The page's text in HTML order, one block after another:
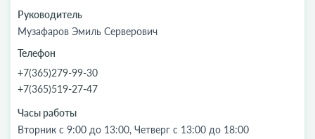
Руководитель
Музафаров Эмиль Серверович
Телефон
+7(365)279-99-30
+7(365)519-27-47
Часы работы
Вторник с 9:00 до 13:00, Четверг с 13:00 до 18:00